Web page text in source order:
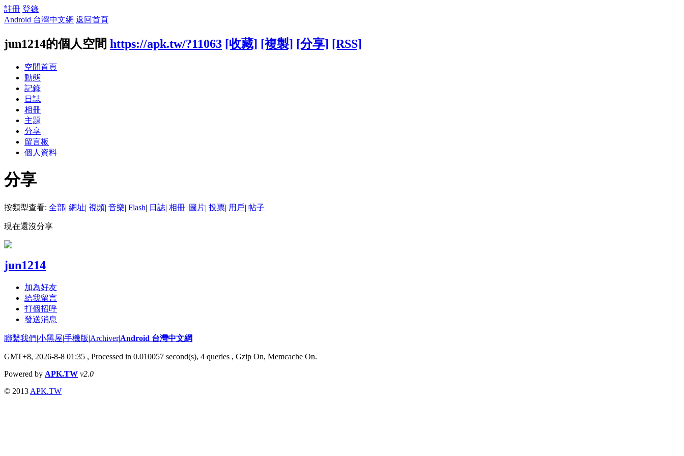
註冊 登錄
Android 台灣中文網 返回首頁
jun1214的個人空間 https://apk.tw/?11063 [收藏] [複製] [分享] [RSS]
空間首頁
動態
記錄
日誌
相冊
主題
分享
留言板
個人資料
分享
按類型查看: 全部| 網址| 視頻| 音樂| Flash| 日誌| 相冊| 圖片| 投票| 用戶| 帖子
現在還沒分享
jun1214
加為好友
給我留言
打個招呼
發送消息
聯繫我們|小黑屋|手機版|Archiver|Android 台灣中文網
GMT+8, 2026-8-8 01:35 , Processed in 0.010057 second(s), 4 queries , Gzip On, Memcache On.
Powered by APK.TW v2.0
© 2013 APK.TW